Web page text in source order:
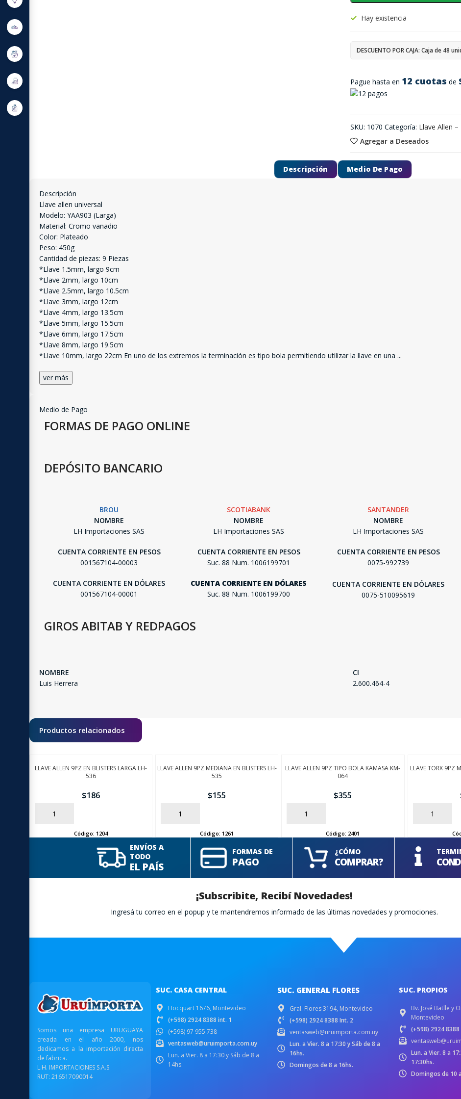
Pague hasta en 12 cuotas de
Hay existencia
DESCUENTO POR CAJA: Caja de 48
Agregar a Deseados
SKU: 1070 Categoría: Llave Allen
Descripción Medio De Pago
Descripción
Llave allen universal
Modelo: YAA903 (Larga)
Material: Cromo vanadio
Color: Plateado
Peso: 450g
Cantidad de piezas: 9 Piezas
*Llave 1.5mm, largo 9cm
*Llave 2mm, largo 10cm
*Llave 2.5mm, largo 10.5cm
*Llave 3mm, largo 12cm
*Llave 4mm, largo 13.5cm
*Llave 5mm, largo 15.5cm
*Llave 6mm, largo 17.5cm
*Llave 8mm, largo 19.5cm
*Llave 10mm, largo 22cm En uno de los extremos la terminación es tipo bola permitiendo utilizar la llave en una ...
ver más
Medio de Pago
FORMAS DE PAGO ONLINE
DEPÓSITO BANCARIO
BROU
NOMBRE
LH Importaciones SAS
CUENTA CORRIENTE EN PESOS
001567104-00003
CUENTA CORRIENTE EN DÓLARES
001567104-00001
SCOTIABANK
NOMBRE
LH Importaciones SAS
CUENTA CORRIENTE EN PESOS
Suc. 88 Num. 1006199701
CUENTA CORRIENTE EN DÓLARES
Suc. 88 Num. 1006199700
SANTANDER
NOMBRE
LH Importaciones SAS
CUENTA CORRIENTE EN PESOS
0075-992739
CUENTA CORRIENTE EN DÓLARES
0075-510095619
GIROS ABITAB Y REDPAGOS
NOMBRE
Luis Herrera
CI
2.600.464-4
Productos relacionados
LLAVE ALLEN 9PZ EN BLISTERS LARGA LH-
536
$186
AÑADIR
Código:1204
LLAVE ALLEN 9PZ MEDIANA EN BLISTERS LH-
535
$155
AÑADIR
Código:1261
LLAVE ALLEN 9PZ TIPO BOLA KAMASA KM-
064
$355
AÑADIR
Código: 2401
LLAVE TORX 9PZ
AÑADIR
ENVÍOS A
TODO
EL PAÍS
FORMAS DE
PAGO
¿CÓMO
COMPRAR?
¡Subscribite, Recibí Novedades!
Ingresá tu correo en el popup y te mantendremos informado de las últimas novedades y promociones.
Somos una empresa URUGUAYA
creada en el año 2000, nos
dedicamos a la importación directa
de fabrica.
L.H. IMPORTACIONES S.A.S.
RUT: 216517090014
SUC. CASA CENTRAL
Hocquart 1676, Montevideo
(+598) 2924 8388 int. 1
(+598) 97 955 738
ventasweb@uruimporta.com.uy
Lun. a Vier. 8 a 17:30 y Sáb de 8 a
14hs.
SUC. GENERAL FLORES
Gral. Flores 3194, Montevideo
(+598) 2924 8388 Int. 2
ventasweb@uruimporta.com.uy
Lun. a Vier. 8 a 17:30 y Sáb de 8 a
16hs.
Domingos de 8 a 16hs.
SUC. PROPIOS
Bv. José Batlle y
Montevideo
(+598) 2924 8388
Lun. a Vier. 8 a
17:30hs.
Domingos de 10